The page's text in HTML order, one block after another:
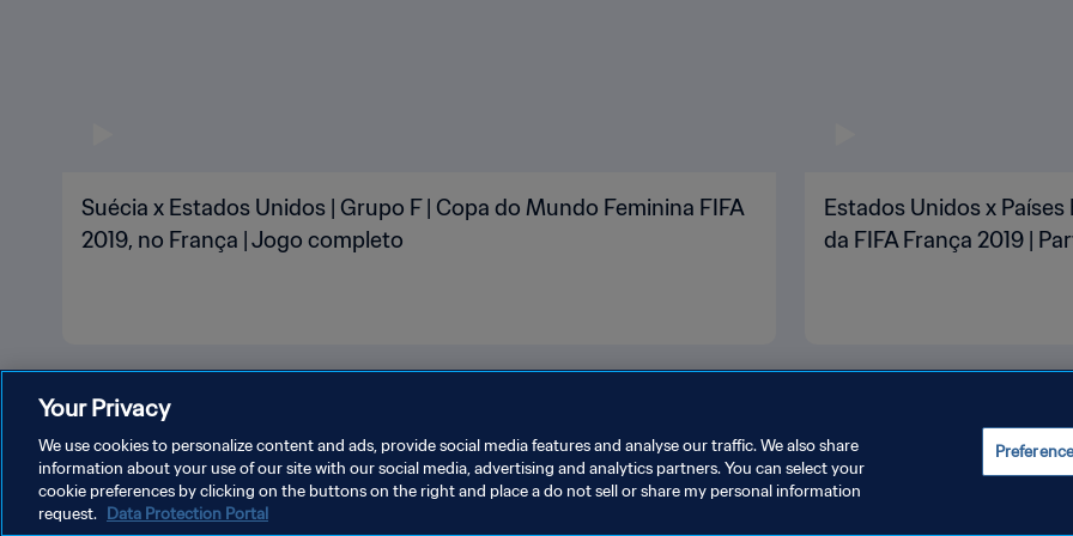
Suécia x Estados Unidos | Grupo F | Copa do Mundo Feminina FIFA
2019, no França | Jogo completo
Estados Unidos x
da FIFA França 2019 |
POLÍTICA DE PRIVACIDADE
Your Privacy
We use cookies to personalize content and ads, provide social media features and analyse our traffic. We also share
information about your use of our site with our social media, advertising and analytics partners. You can select your
cookie preferences by clicking on the buttons on the right and place a do not sell or share my personal information
request. Data Protection Portal